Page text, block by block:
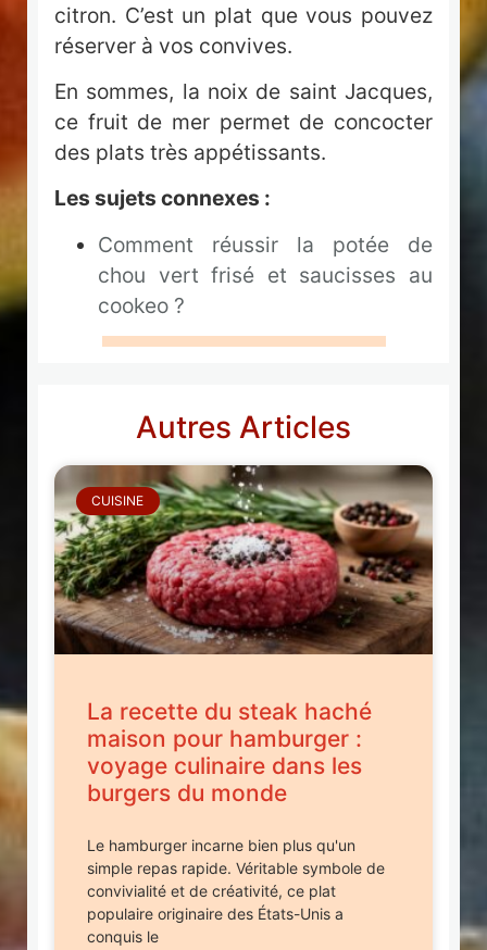
citron. C’est un plat que vous pouvez
réserver à vos convives.
En sommes, la noix de saint Jacques,
ce fruit de mer permet de concocter
des plats très appétissants.
Les sujets connexes :
Comment réussir la potée de
chou vert frisé et saucisses au
cookeo ?
Autres Articles
CUISINE
La recette du steak haché
maison pour hamburger :
voyage culinaire dans les
burgers du monde
Le hamburger incarne bien plus qu'un
simple repas rapide. Véritable symbole de
convivialité et de créativité, ce plat
populaire originaire des États-Unis a
conquis le